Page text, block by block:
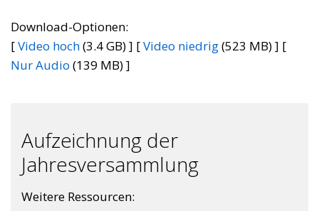
Download-Optionen:
[Video hoch(3.4 GB) ] [Video niedrig(523 MB) ] [
Nur Audio (139 MB) ]
Aufzeichnung der
Jahresversammlung
Weitere Ressourcen: